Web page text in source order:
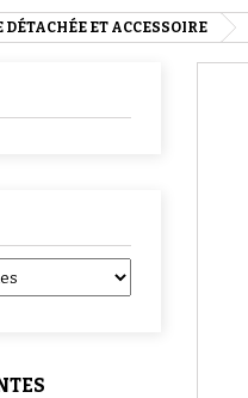
DÉTACHÉE ET ACCESSOIRE